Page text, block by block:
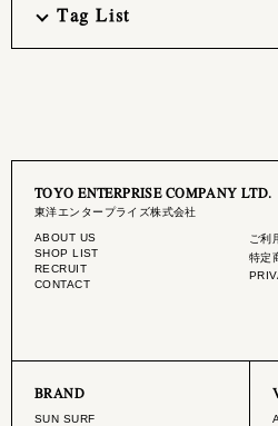
Tag List
TOYO ENTERPRISE COMPANY LTD.
東洋エンタープライズ株式会社
ABOUT US
SHOP LIST
RECRUIT
CONTACT
ご利
特定
BRAND
SUN SURF